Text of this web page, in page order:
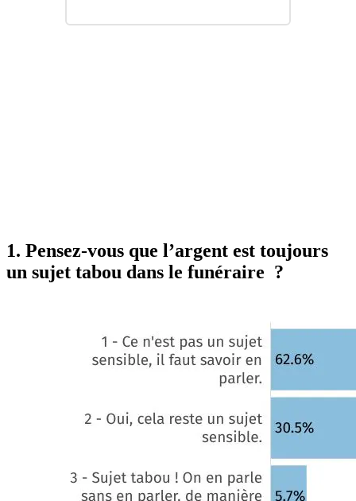
1. Pensez-vous que l’argent est toujours
un sujet tabou dans le funéraire ?